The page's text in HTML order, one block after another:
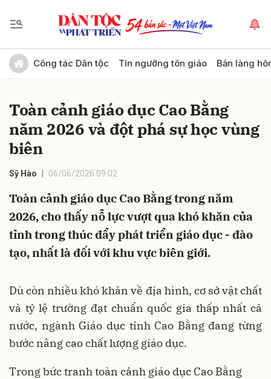
Công tác Dân tộc Tín ngưỡng tôn giáo Bản làng
Toàn cảnh giáo dục Cao Bằng
năm 2026 và đột phá sự học vùng
biên
Sỹ Hào 06/06/2026 09:02
Toàn cảnh giáo dục Cao Bằng trong năm
2026, cho thấy nỗ lực vượt qua khó khăn của
tỉnh trong thúc đẩy phát triển giáo dục - đào
tạo, nhất là đối với khu vực biên giới.
Dù còn nhiều khó khăn về địa hình, cơ sở vật chất
và tỷ lệ trường đạt chuẩn quốc gia thấp nhất cả
nước, ngành Giáo dục tỉnh Cao Bằng đang từng
bước nâng cao chất lượng giáo dục.
Trong bức tranh toàn cảnh giáo dục Cao Bằng
Gửi bình luận